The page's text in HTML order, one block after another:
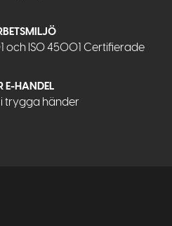
och ISO 45001 Certifierade
E-HANDEL
i trygga händer